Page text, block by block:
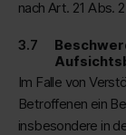
nach Art. 21 Abs.
Im Falle von
Betroffenen ein
insbesondere in